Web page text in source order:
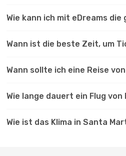
Wie kann ich mit eDreams
Wann ist die beste Zeit, um
Wann sollte ich eine Reise
Wie lange dauert ein Flug
Wie ist das Klima in Santa